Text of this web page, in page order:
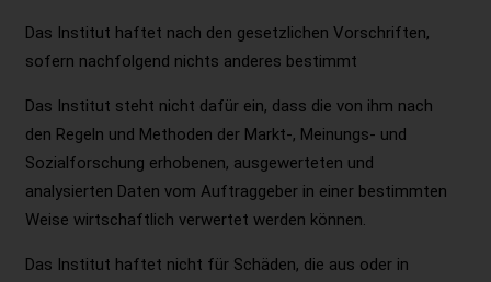
Das Institut haftet nach den gesetzlichen Vorschriften,
sofern nachfolgend nichts anderes bestimmt
Das Institut steht nicht dafür ein, dass die von ihm nach
den Regeln und Methoden der Markt-, Meinungs- und
Sozialforschung erhobenen, ausgewerteten und
analysierten Daten vom Auftraggeber in einer bestimmten
Weise wirtschaftlich verwertet werden können.
Das Institut haftet nicht für Schäden, die aus oder in